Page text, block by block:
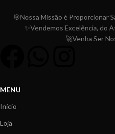
🎯Nossa Missão é Proporcionar
✨Vendemos Excelência, do
🚀Venha Ser
MENU
Início
Loja